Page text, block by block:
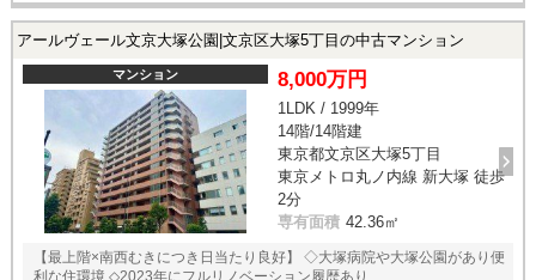
お問い合わせ
お気に入り物件
アールヴェール文京大塚公園|文京区大塚5丁目の中古マンション
マンション 8,000万円
1LDK / 1999年
14階/14階建
東京都文京区大塚5丁目
東京メトロ丸ノ内線 新大塚 徒歩
2分
専有面積 42.36㎡
【最上階×南西むきにつき日当たり良好】 ◇大塚病院や大塚公園があり便
利な住環境 ◇2023年にフルリノベーション履歴あり